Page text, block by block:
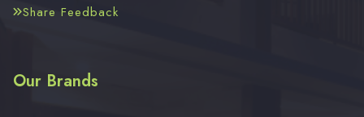
Share Feedback
Our Brands